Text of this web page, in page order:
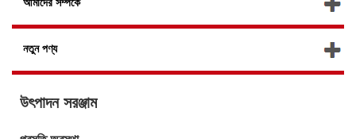
নতুন পণ্য
উৎপাদন সরঞ্জাম